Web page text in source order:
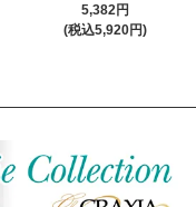
5,382円
(税込5,920円)